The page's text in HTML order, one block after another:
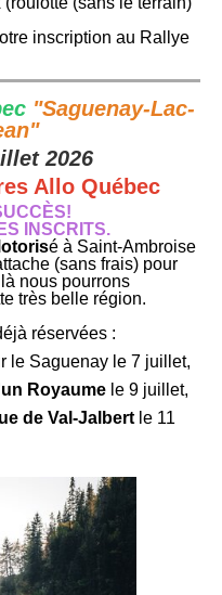
inscription au Rallye
"Saguenay-Lac-
2026
Allo Québec
INSCRITS.
é à Saint-Ambroise
(sans frais) pour
nous pourrons
très belle région.
réservées :
le Saguenay le 7 juillet,
Royaume le 9 juillet,
de Val-Jalbert le 11